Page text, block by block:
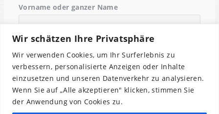
Wir schätzen Ihre Privatsphäre
Wir verwenden Cookies, um Ihr Surferlebnis zu
verbessern, personalisierte Anzeigen oder Inhalte
einzusetzen und unseren Datenverkehr zu analysieren.
Wenn Sie auf „Alle akzeptieren" klicken, stimmen Sie
der Anwendung von Cookies zu.
Vorname oder ganzer Name
Email
Indem Du fortfährst, akzeptierst Du unsere
Datenschutzerklärung.